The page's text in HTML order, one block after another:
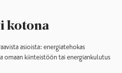
kotona
asioista: energiatehokas
omaan kiinteistöön tai energiankulutus